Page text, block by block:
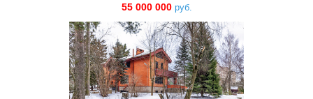
55 000 000руб.